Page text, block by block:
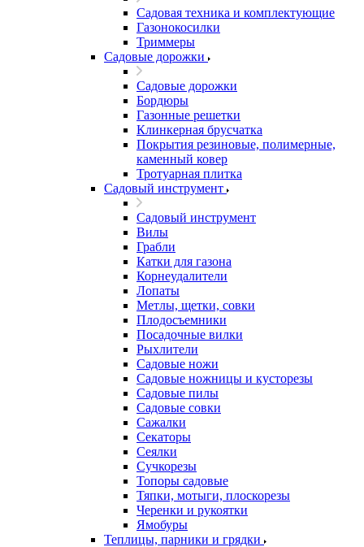
Садовая техника и комплектующие
Газонокосилки
Триммеры
Садовые дорожки
Садовые дорожки
Бордюры
Газонные решетки
Клинкерная брусчатка
Покрытия резиновые, полимерные,
каменный ковер
Тротуарная плитка
Садовый инструмент
Садовый инструмент
Вилы
Грабли
Катки для газона
Корнеудалители
Лопаты
Метлы, щетки, совки
Плодосъемники
Посадочные вилки
Рыхлители
Садовые ножи
Садовые ножницы и кусторезы
Садовые пилы
Садовые совки
Сажалки
Секаторы
Сеялки
Сучкорезы
Топоры садовые
Тяпки, мотыги, плоскорезы
Черенки и рукоятки
Ямобуры
Теплицы, парники и грядки